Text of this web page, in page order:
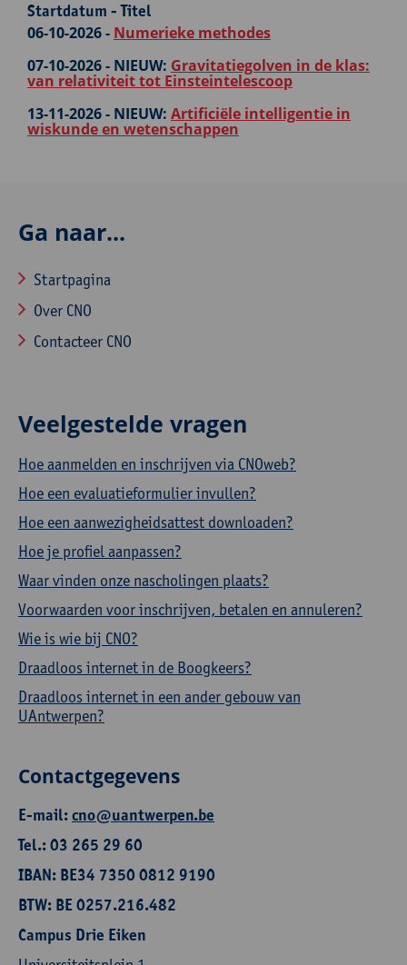
Startdatum - Titel
06-10-2026 - Numerieke methodes
07-10-2026 - NIEUW: Gravitatiegolven in de klas:
van relativiteit tot Einsteintelescoop
13-11-2026 - NIEUW: Artificiële intelligentie in
wiskunde en wetenschappen
Ga naar...
Startpagina
Over CNO
Contacteer CNO
Veelgestelde vragen
Hoe aanmelden en inschrijven via CNOweb?
Hoe een evaluatieformulier invullen?
Hoe een aanwezigheidsattest downloaden?
Hoe je profiel aanpassen?
Waar vinden onze nascholingen plaats?
Voorwaarden voor inschrijven, betalen en annuleren?
Wie is wie bij CNO?
Draadloos internet in de Boogkeers?
Draadloos internet in een ander gebouw van
UAntwerpen?
Contactgegevens
E-mail:cno@uantwerpen.be
Tel.: 03 265 29 60
IBAN: BE34 7350 0812 9190
BTW: BE 0257.216.482
Campus Drie Eiken